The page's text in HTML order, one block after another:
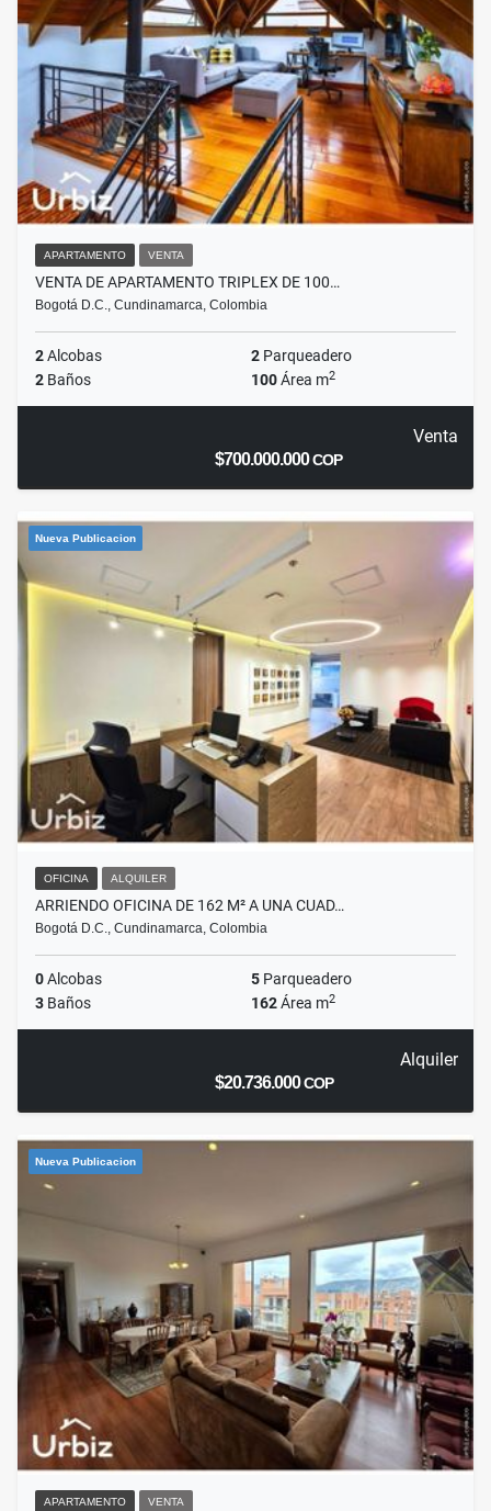
APARTAMENTO VENTA
VENTA DE APARTAMENTO TRIPLEX DE 100…
Bogotá D.C., Cundinamarca, Colombia
2Alcobas 2 Parqueadero
2 Baños 100Área m2
Venta
$700.000.000COP
Nueva Publicacion
OFICINA ALQUILER
ARRIENDO OFICINA DE 162 M² A UNA CUAD…
Bogotá D.C., Cundinamarca, Colombia
0Alcobas 5 Parqueadero
3 Baños 162Área m2
Alquiler
$20.736.000COP
Nueva Publicacion
APARTAMENTO VENTA